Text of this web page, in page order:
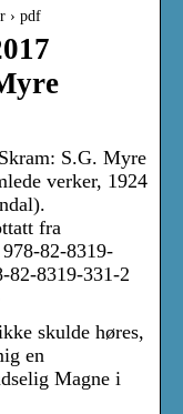
› pdf
S.G. Myre
verker, 1924
fra
82-8319-
82-8319-331-2
skulde høres,
en
Magne i